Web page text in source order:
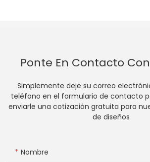
Ponte En Contacto
Simplemente deje su correo
teléfono en el formulario de contacto
enviarle una cotización gratuita para
de diseños
Nombre